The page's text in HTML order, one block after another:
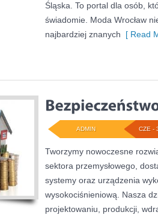
Śląska. To portal dla osób,
świadomie. Moda Wrocław
najbardziej znanych [ Read
CZE -
ADMIN
Tworzymy nowoczesne
sektora przemysłowego,
systemy oraz urządzenia
wysokociśnieniową. Nasza
projektowaniu, produkcji,